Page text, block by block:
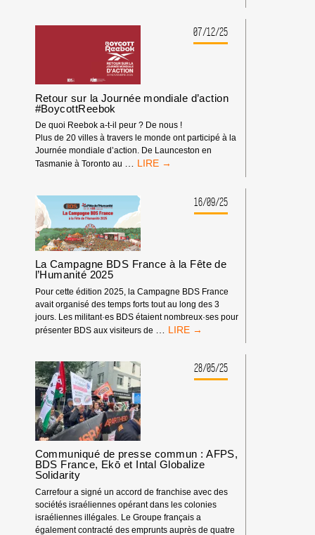
L’ARMEMENT
D’ISRAËL
07/12/25
Retour sur la Journée mondiale d’action
#BoycottReebok
De quoi Reebok a-t-il peur ? De nous !
Plus de 20 villes à travers le monde ont participé à la
Journée mondiale d’action. De Launceston en
Tasmanie à Toronto au … RETOUR
JOURNÉE
MONDIALE
D’ACTION
#BOYCOTTREEBOK
16/09/25
La Campagne BDS France à la Fête de
l’Humanité 2025
Pour cette édition 2025, la Campagne BDS France
avait organisé des temps forts tout au long des 3
jours. Les militant·es BDS étaient nombreux·ses pour
présenter BDS aux visiteurs de
LA
FRANCE28/05/25
Communiqué de presse commun : AFPS,
BDS France, Ekō et Intal Globalize
Solidarity
Carrefour a signé un accord de franchise avec des
sociétés israéliennes opérant dans les colonies
israéliennes illégales. Le Groupe français a
également contracté des emprunts auprès de quatre